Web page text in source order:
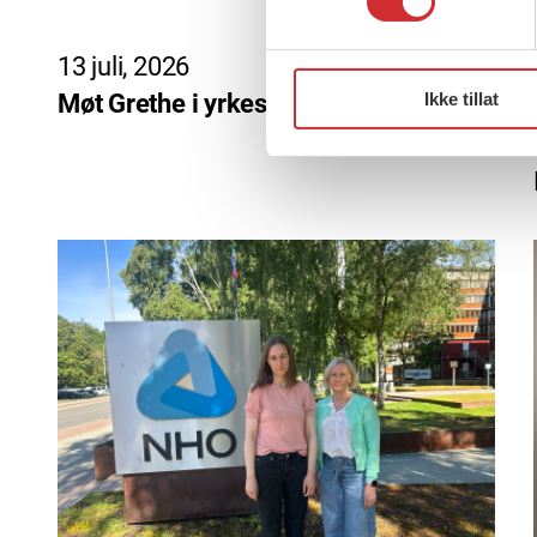
Ikke tillat
13 juli, 2026
Møt Grethe i yrkesetisk råd